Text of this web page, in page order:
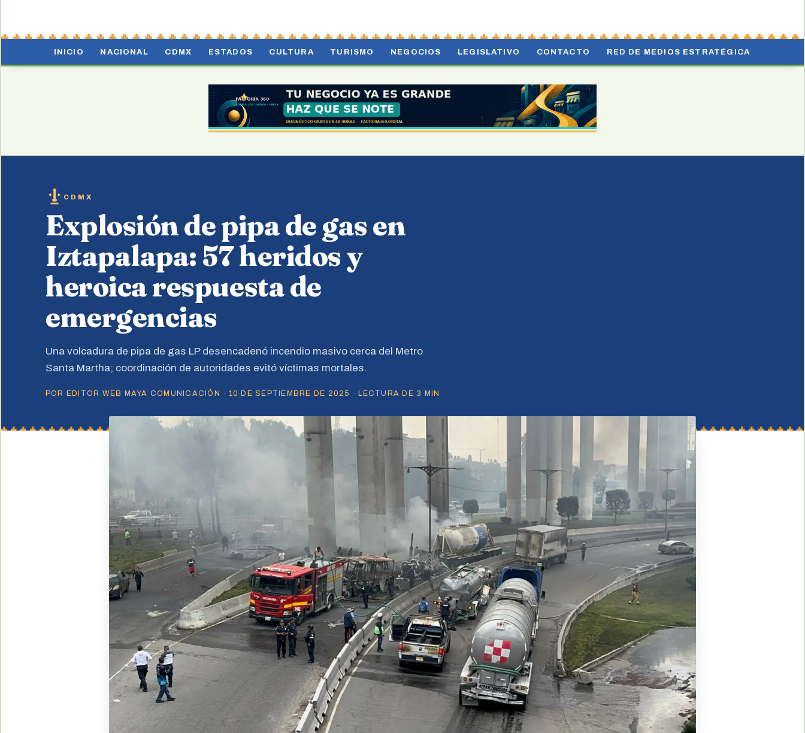
INICIO NACIONAL CDMX ESTADOS CULTURA TURISMO NEGOCIOS LEGISLATIVO CONTACTO RED DE MEDIOS ESTRATÉGICA
CDMX
Explosión de pipa de gas en
Iztapalapa: 57 heridos y
heroica respuesta de
emergencias
Una volcadura de pipa de gas LP desencadenó incendio masivo cerca del Metro
Santa Martha; coordinación de autoridades evitó víctimas mortales.
POR EDITOR WEB MAYA COMUNICACIÓN · 10 DE SEPTIEMBRE DE 2025 · LECTURA DE 3 MIN